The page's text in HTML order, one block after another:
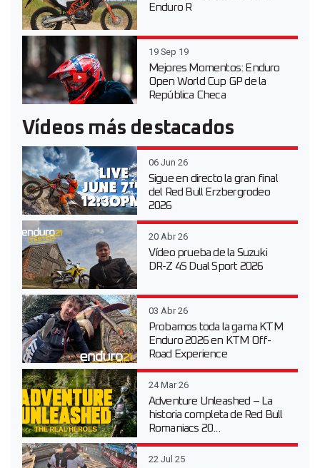
Enduro R
19 Sep 19
Mejores Momentos: Enduro
Open World Cup GP de la
República Checa
Vídeos más destacados
06 Jun 26
Sigue en directo la gran final
del Red Bull Erzbergrodeo
2026
20 Abr 26
Vídeo prueba de la Suzuki
DR-Z 4S Dual Sport 2026
03 Abr 26
Probamos toda la gama KTM
Enduro 2026 en KTM Off-
Road Experience
24 Mar 26
Adventure Unleashed – La
historia completa de Red Bull
Romaniacs 20...
22 Jul 25